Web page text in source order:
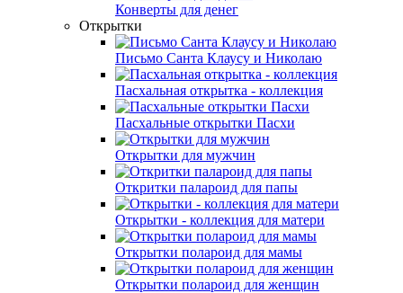
Конверты для денег
Открытки
Письмо Санта Клаусу и Николаю
Пасхальная открытка - коллекция
Пасхальные открытки Пасхи
Открытки для мужчин
Откритки палароид для папы
Открытки - коллекция для матери
Открытки полароид для мамы
Открытки полароид для женщин